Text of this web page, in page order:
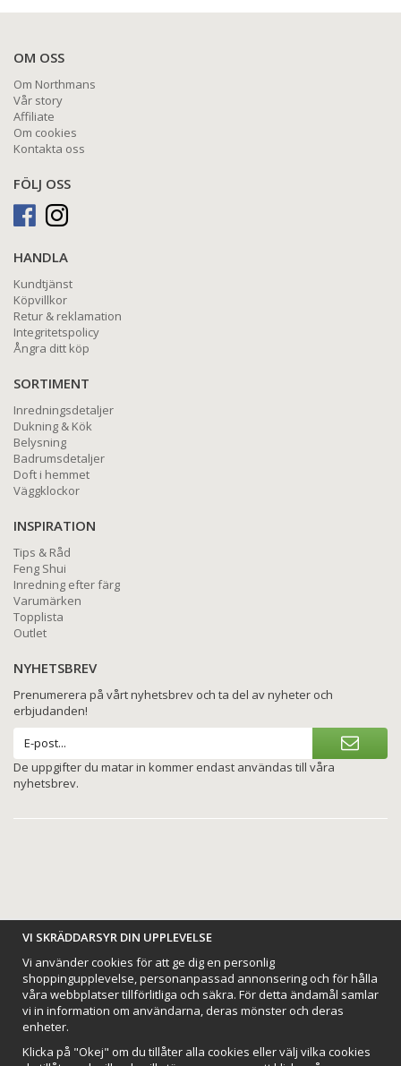
OM OSS
Om Northmans
Vår story
Affiliate
Om cookies
Kontakta oss
FÖLJ OSS
HANDLA
Kundtjänst
Köpvillkor
Retur & reklamation
Integritetspolicy
Ångra ditt köp
SORTIMENT
Inredningsdetaljer
Dukning & Kök
Belysning
Badrumsdetaljer
Doft i hemmet
Väggklockor
INSPIRATION
Tips & Råd
Feng Shui
Inredning efter färg
Varumärken
Topplista
Outlet
NYHETSBREV
Prenumerera på vårt nyhetsbrev och ta del av nyheter och
erbjudanden!
De uppgifter du matar in kommer endast användas till våra
nyhetsbrev.
BETALNINGSALTERNATIV
VI SKICKAR MED
VI SKRÄDDARSYR DIN UPPLEVELSE
Vi använder cookies för att ge dig en personlig
shoppingupplevelse, personanpassad annonsering och för hålla
våra webbplatser tillförlitliga och säkra. För detta ändamål samlar
vi in information om användarna, deras mönster och deras
enheter.
Klicka på "Okej" om du tillåter alla cookies eller välj vilka cookies